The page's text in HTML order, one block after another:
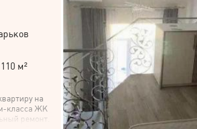
110 м²
на
класса ЖК
ремонт.